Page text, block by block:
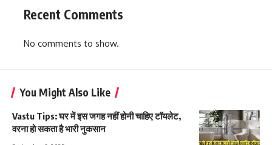
Recent Comments
No comments to show.
You Might Also Like
Vastu Tips: घर में इस जगह नहीं होनी चाहिए टॉयलेट,
वरना हो सकता है भारी नुकसान